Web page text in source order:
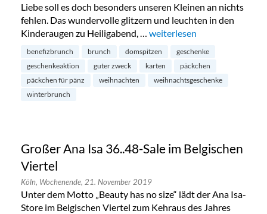
Liebe soll es doch besonders unseren Kleinen an nichts
fehlen. Das wundervolle glitzern und leuchten in den
Kinderaugen zu Heiligabend, … „Päckchen für Pänz:
weiterlesen
benefizbrunch brunch domspitzen
geschenke
geschenkeaktion
guter zweck karten
päckchen
päckchen für pänz
weihnachten
weihnachtsgeschenke
winterbrunch
Großer Ana Isa 36..48-Sale im Belgischen
Viertel
Köln, Wochenende, 21. November 2019
Unter dem Motto „Beauty has no size“ lädt der Ana Isa-
Store im Belgischen Viertel zum Kehraus des Jahres